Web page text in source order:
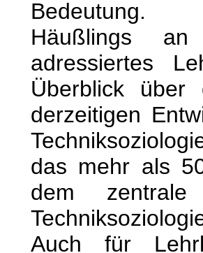
Bedeutung.
Häußlings
adressiertes
Überblick
derzeitigen
das mehr als
dem
Auch für